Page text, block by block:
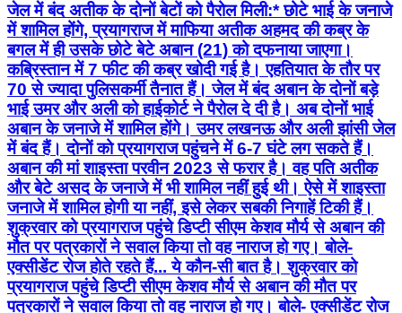
जेल में बंद अतीक के दोनों बेटों को पैरोल मिली:* छोटे भाई के जनाजे
में शामिल होंगे, प्रयागराज में माफिया अतीक अहमद की कब्र के
बगल में ही उसके छोटे बेटे अबान (21) को दफनाया जाएगा।
कब्रिस्तान में 7 फीट की कब्र खोदी गई है। एहतियात के तौर पर
70 से ज्यादा पुलिसकर्मी तैनात हैं। जेल में बंद अबान के दोनों बड़े
भाई उमर और अली को हाईकोर्ट ने पैरोल दे दी है। अब दोनों भाई
अबान के जनाजे में शामिल होंगे। उमर लखनऊ और अली झांसी जेल
में बंद हैं। दोनों को प्रयागराज पहुंचने में 6-7 घंटे लग सकते हैं।
अबान की मां शाइस्ता परवीन 2023 से फरार है। वह पति अतीक
और बेटे असद के जनाजे में भी शामिल नहीं हुई थी। ऐसे में शाइस्ता
जनाजे में शामिल होगी या नहीं, इसे लेकर सबकी निगाहें टिकी हैं।
शुक्रवार को प्रयागराज पहुंचे डिप्टी सीएम केशव मौर्य से अबान की
मौत पर पत्रकारों ने सवाल किया तो वह नाराज हो गए। बोले-
एक्सीडेंट रोज होते रहते हैं... ये कौन-सी बात है। शुक्रवार को
प्रयागराज पहुंचे डिप्टी सीएम केशव मौर्य से अबान की मौत पर
पत्रकारों ने सवाल किया तो वह नाराज हो गए। बोले- एक्सीडेंट रोज